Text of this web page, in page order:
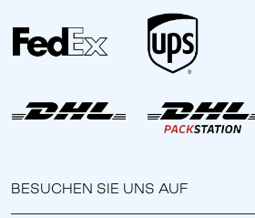
BESUCHEN SIE UNS AUF